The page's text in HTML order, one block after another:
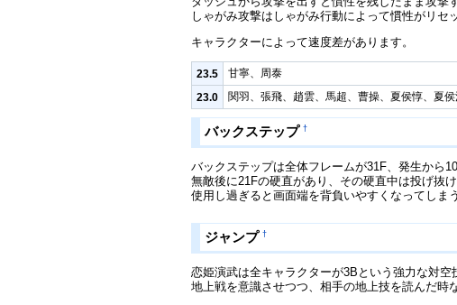
しゃがみ攻撃はしゃがみ行動によって慣性がリセ
キャラクターによって速度差があります。
23.5 甘寧、周泰
23.0 関羽、張飛、趙雲、馬超、曹操、夏侯惇、夏
バックステップ †
バックステップは全体フレームが31F、発生から
無敵後に21Fの硬直があり、その硬直中は投げ抜
使用し過ぎると画面端を背負いやすくなってしま
ジャンプ †
恋姫演武は全キャラクターが3Bという強力な対空
地上戦を意識させつつ、相手の地上技を読んだ時